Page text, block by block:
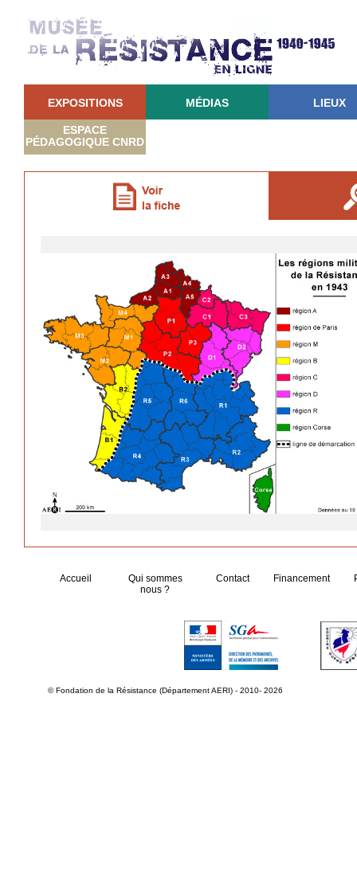
EXPOSITIONS MÉDIAS LIEUX
ESPACE
PÉDAGOGIQUE CNRD
Accueil
Qui sommes
nous ?
Contact Financement
© Fondation de la Résistance (Département AERI) - 2010- 2026